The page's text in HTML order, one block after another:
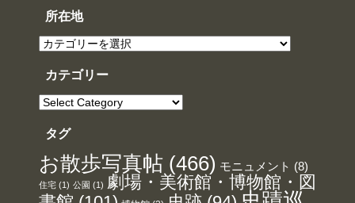
イ
ブ
所在地
所
在
カテゴリー
カ
テ
リ
ー
タグ
お散歩写真帖 (466) モニュメント (8)
住宅 (1) 公園 (1) 劇場・美術館・博物館・図